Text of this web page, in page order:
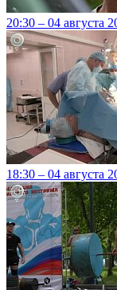
20:30 – 04 августа
18:30 – 04 августа